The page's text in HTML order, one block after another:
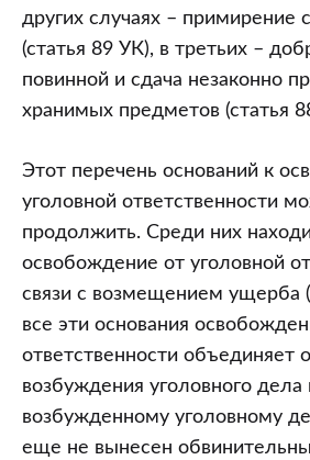
других случаях – примирение
(статья 89 УК), в третьих –
повинной и сдача незаконно
хранимых предметов (статья
Этот перечень оснований к
уголовной ответственности
продолжить. Среди них
освобождение от уголовной
связи с возмещением ущерба
все эти основания
ответственности объединяет
возбуждения уголовного дела
возбужденному уголовному
еще не вынесен